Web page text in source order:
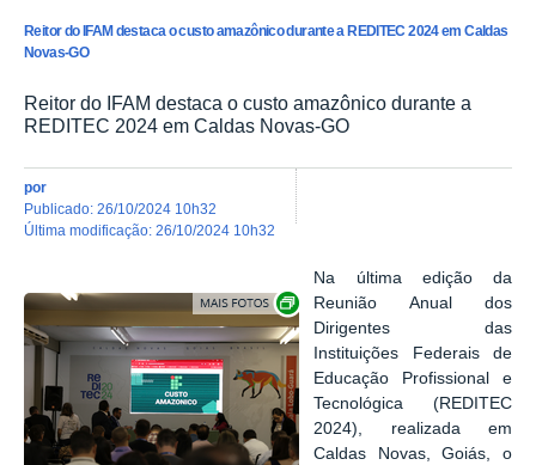
Reitor do IFAM destaca o custo amazônico durante a REDITEC 2024 em Caldas
Novas-GO
Reitor do IFAM destaca o custo amazônico durante a
REDITEC 2024 em Caldas Novas-GO
por
publicado: 26/10/2024 10h32
última modificação: 26/10/2024 10h32
Show image carousel
Na última edição da
Reunião Anual dos
Dirigentes das
Instituições Federais de
Educação Profissional e
Tecnológica (REDITEC
2024), realizada em
Caldas Novas, Goiás, o